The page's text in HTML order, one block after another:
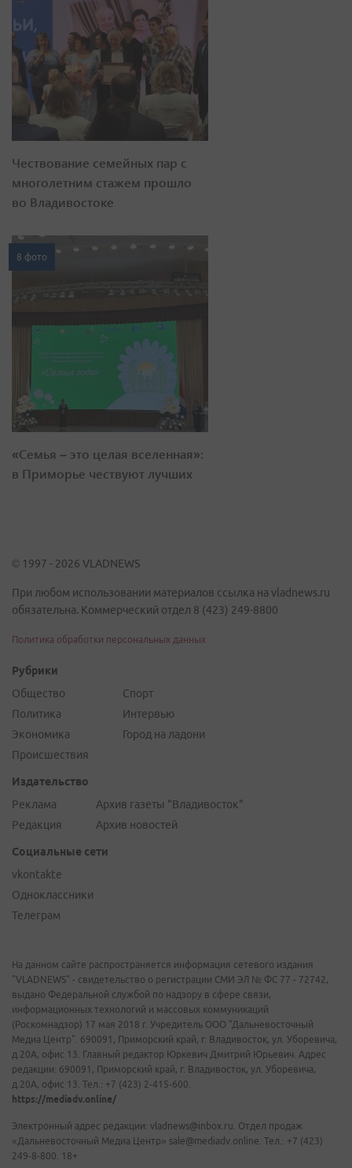
Чествование семейных пар с
многолетним стажем прошло
во Владивостоке
8 фото
«Семья – это целая вселенная»:
в Приморье чествуют лучших
© 1997 - 2026 VLADNEWS
При любом использовании материалов ссылка на vladnews.ru
обязательна. Коммерческий отдел 8 (423) 249-8800
Политика обработки персональных данных
Рубрики
Общество
Политика
Экономика
Происшествия
Спорт
Интервью
Город на ладони
Издательство
Реклама
Редакция
Архив газеты "Владивосток"
Архив новостей
Социальные сети
vkontakte
Одноклассники
Телеграм
На данном сайте распространяется информация сетевого издания
"VLADNEWS" - свидетельство о регистрации СМИ ЭЛ № ФС 77 - 72742,
выдано Федеральной службой по надзору в сфере связи,
информационных технологий и массовых коммуникаций
(Роскомнадзор) 17 мая 2018 г. Учредитель ООО "Дальневосточный
Медиа Центр". 690091, Приморский край, г. Владивосток, ул. Уборевича,
д.20А, офис 13. Главный редактор Юркевич Дмитрий Юрьевич. Адрес
редакции: 690091, Приморский край, г. Владивосток, ул. Уборевича,
д.20А, офис 13. Тел.: +7 (423) 2-415-600.
https://mediadv.online/
Электронный адрес редакции: vladnews@inbox.ru. Отдел продаж
«Дальневосточный Медиа Центр» sale@mediadv.online. Тел.: +7 (423)
249-8-800. 18+